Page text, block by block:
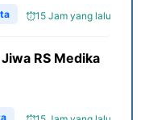
15 Jam yang lalu
RS Medika